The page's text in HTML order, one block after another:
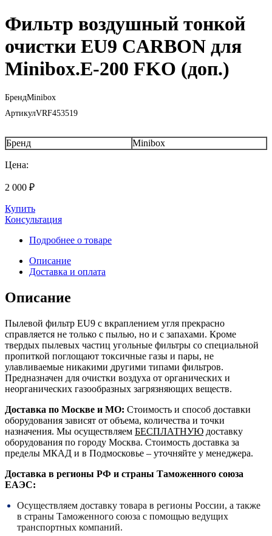
Фильтр воздушный тонкой
очистки EU9 CARBON для
Minibox.E-200 FKO (доп.)
БрендMinibox
АртикулVRF453519
Бренд Minibox
Цена:
2 000 ₽
Купить
Консультация
Подробнее о товаре
Описание
Доставка и оплата
Описание
Пылевой фильтр EU9 с вкраплением угля прекрасно
справляется не только с пылью, но и с запахами. Кроме
твердых пылевых частиц угольные фильтры со специальной
пропиткой поглощают токсичные газы и пары, не
улавливаемые никакими другими типами фильтров.
Предназначен для очистки воздуха от органических и
неорганических газообразных загрязняющих веществ.
Доставка по Москве и МО: Стоимость и способ доставки
оборудования зависят от объема, количества и точки
назначения. Мы осуществляем БЕСПЛАТНУЮ доставку
оборудования по городу Москва. Стоимость доставка за
пределы МКАД и в Подмосковье – уточняйте у менеджера.
Доставка в регионы РФ и страны Таможенного союза
ЕАЭС:
Осуществляем доставку товара в регионы России, а также
в страны Таможенного союза с помощью ведущих
транспортных компаний.